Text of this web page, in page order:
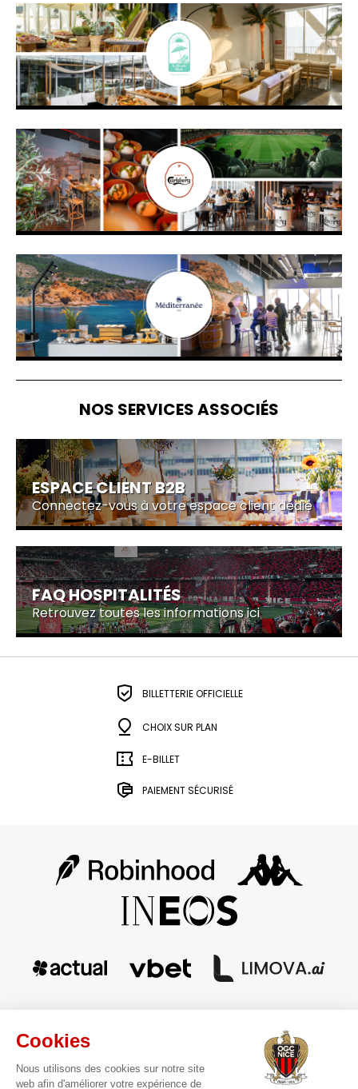
NOS SERVICES ASSOCIÉS
ESPACE CLIENT B2B
Connectez-vous à votre espace client dédié
FAQ HOSPITALITÉS
Retrouvez toutes les informations ici
BILLETTERIE OFFICIELLE
CHOIX SUR PLAN
E-BILLET
PAIEMENT SÉCURISÉ